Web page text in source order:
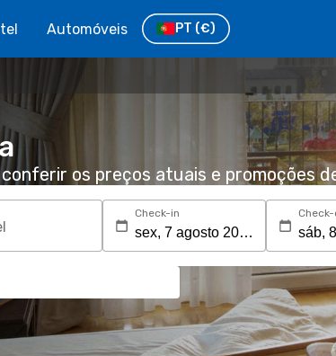
Automóveis PT (€)
os preços atuais e promoções
Check-in